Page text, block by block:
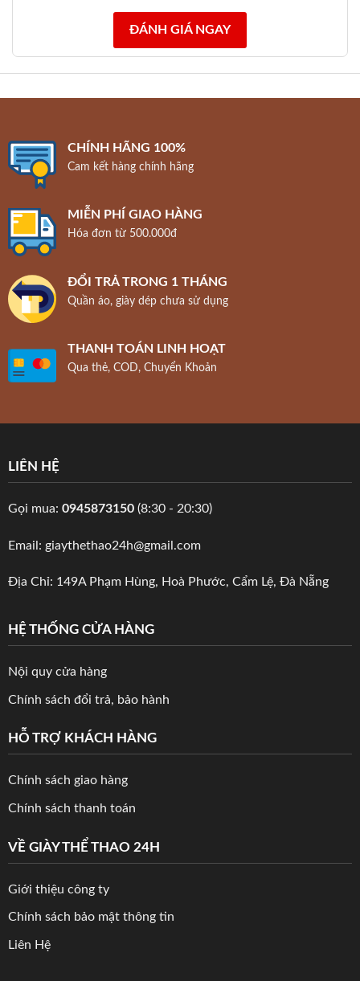
ĐÁNH GIÁ NGAY
CHÍNH HÃNG 100%
Cam kết hàng chính hãng
MIỄN PHÍ GIAO HÀNG
Hóa đơn từ 500.000đ
ĐỔI TRẢ TRONG 1 THÁNG
Quần áo, giày dép chưa sử dụng
THANH TOÁN LINH HOẠT
Qua thẻ, COD, Chuyển Khoản
LIÊN HỆ
Gọi mua: 0945873150(8:30 - 20:30)
Email: giaythethao24h@gmail.com
Địa Chỉ: 149A Phạm Hùng, Hoà Phước, Cẩm Lệ, Đà Nẵng
HỆ THỐNG CỬA HÀNG
Nội quy cửa hàng
Chính sách đổi trả, bảo hành
HỖ TRỢ KHÁCH HÀNG
Chính sách giao hàng
Chính sách thanh toán
VỀ GIÀY THỂ THAO 24H
Giới thiệu công ty
Chính sách bảo mật thông tin
Liên Hệ